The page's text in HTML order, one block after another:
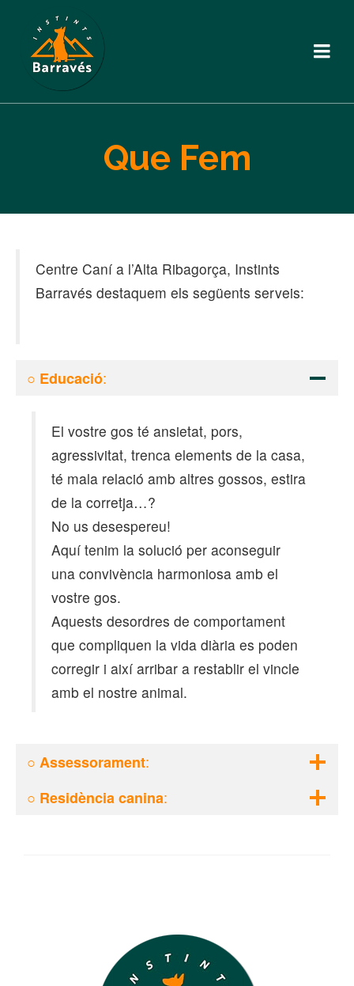
Que Fem
Centre Caní a l’Alta Ribagorça, Instints
Barravés destaquem els següents serveis:
○ Educació:
El vostre gos té ansietat, pors,
agressivitat, trenca elements de la casa,
té mala relació amb altres gossos, estira
de la corretja…?
No us desespereu!
Aquí tenim la solució per aconseguir
una convivència harmoniosa amb el
vostre gos.
Aquests desordres de comportament
que compliquen la vida diària es poden
corregir i així arribar a restablir el vincle
amb el nostre animal.
○ Assessorament:
○ Residència canina: